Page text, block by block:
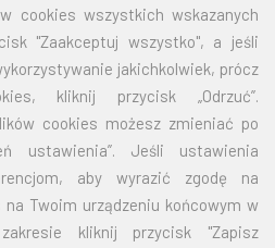
cookies wszystkich wskazanych
"Zaakceptuj wszystko", a jeśli
jakichkolwiek, prócz
kliknij przycisk „Odrzuć”.
cookies możesz zmieniać po
ustawienia”. Jeśli ustawienia
aby wyrazić zgodę na
Twoim urządzeniu końcowym w
kliknij przycisk "Zapisz
39,98
83,03
186,35
,biuro@bielflag.pl